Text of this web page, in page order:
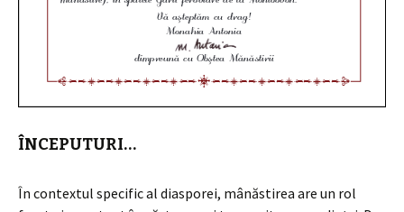
ÎNCEPUTURI…
În contextul specific al diasporei, mânăstirea are un rol